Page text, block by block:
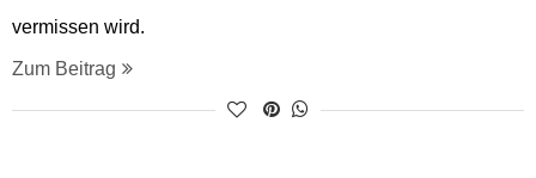
vermissen wird.
Zum Beitrag